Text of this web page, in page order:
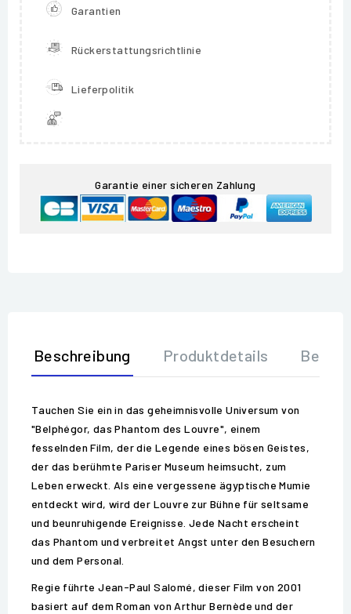
Garantien
Rückerstattungsrichtlinie
Lieferpolitik
Garantie einer sicheren Zahlung
Beschreibung Produktdetails
Tauchen Sie ein in das geheimnisvolle Universum von
"Belphégor, das Phantom des Louvre", einem
fesselnden Film, der die Legende eines bösen Geistes,
der das berühmte Pariser Museum heimsucht, zum
Leben erweckt. Als eine vergessene ägyptische Mumie
entdeckt wird, wird der Louvre zur Bühne für seltsame
und beunruhigende Ereignisse. Jede Nacht erscheint
das Phantom und verbreitet Angst unter den Besuchern
und dem Personal.
Regie führte Jean-Paul Salomé, dieser Film von 2001
basiert auf dem Roman von Arthur Bernède und der